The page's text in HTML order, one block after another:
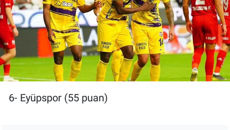
6- Eyüpspor (55 puan)